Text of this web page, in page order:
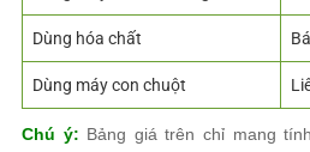
Dùng hóa chất
Dùng máy con chuột
Chú ý: Bảng giá trên chỉ mang